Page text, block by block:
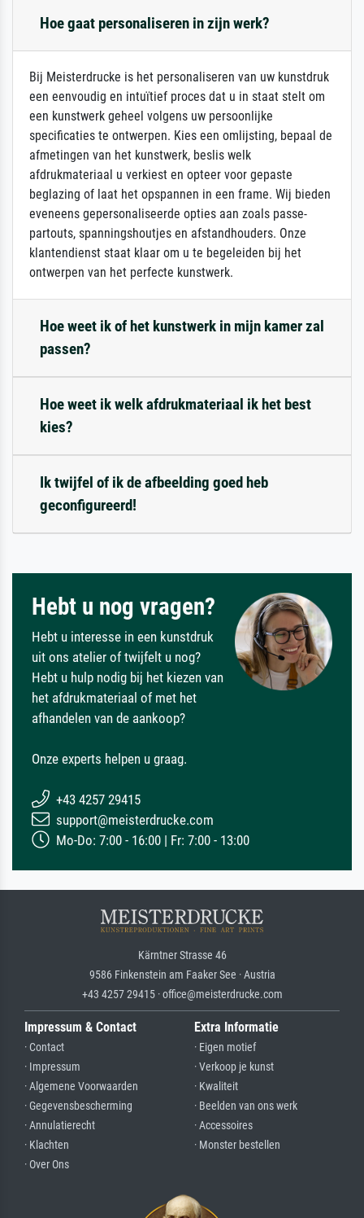
Hoe gaat personaliseren in zijn werk?
Bij Meisterdrucke is het personaliseren van uw kunstdruk
een eenvoudig en intuïtief proces dat u in staat stelt om
een kunstwerk geheel volgens uw persoonlijke
specificaties te ontwerpen. Kies een omlijsting, bepaal de
afmetingen van het kunstwerk, beslis welk
afdrukmateriaal u verkiest en opteer voor gepaste
beglazing of laat het opspannen in een frame. Wij bieden
eveneens gepersonaliseerde opties aan zoals passe-
partouts, spanningshoutjes en afstandhouders. Onze
klantendienst staat klaar om u te begeleiden bij het
ontwerpen van het perfecte kunstwerk.
Hoe weet ik of het kunstwerk in mijn kamer zal
passen?
Hoe weet ik welk afdrukmateriaal ik het best
kies?
Ik twijfel of ik de afbeelding goed heb
geconfigureerd!
Hebt u nog vragen?
Hebt u interesse in een kunstdruk
uit ons atelier of twijfelt u nog?
Hebt u hulp nodig bij het kiezen van
het afdrukmateriaal of met het
afhandelen van de aankoop?
Onze experts helpen u graag.
+43 4257 29415
support@meisterdrucke.com
Mo-Do: 7:00 - 16:00 | Fr: 7:00 - 13:00
Kärntner Strasse 46
9586 Finkenstein am Faaker See · Austria
+43 4257 29415 · office@meisterdrucke.com
Impressum & Contact
· Contact
· Impressum
· Algemene Voorwaarden
· Gegevensbescherming
· Annulatierecht
· Klachten
· Over Ons
Extra Informatie
· Eigen motief
· Verkoop je kunst
· Kwaliteit
· Beelden van ons werk
· Accessoires
· Monster bestellen